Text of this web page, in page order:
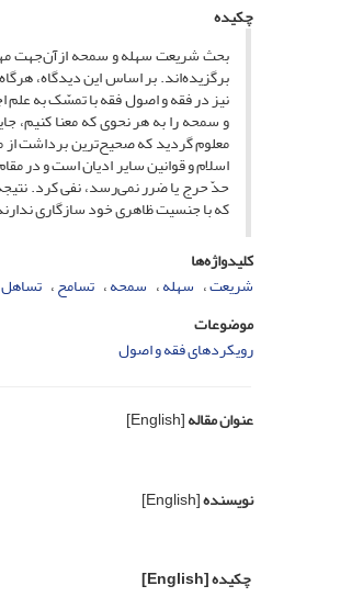
چکیده
بحث شریعت سهله و سمحه ازآن‌جهت
برگزیده‌اند. بر اساس این دیدگاه،
نیز در فقه و اصول فقه با تمسّک به علم
و سمحه را به هر نحوی که معنا کنیم،
معلوم گردید که صحیح‌ترین برداشت از
اسلام و قوانین سایر ادیان است و در
حدّ حرج یا ضرر نمی‌رسد، نفی کرد.
که با جنسیت ظاهری خود سازگاری
کلیدواژه‌ها
شریعت سهله سمحه تسامح تساهل
موضوعات
رویکردهای فقه و اصول
عنوان مقاله[English]
نویسنده[English]
چکیده[English]